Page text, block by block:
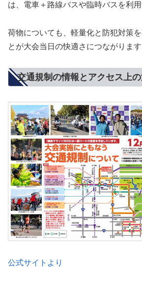
は、電車＋路線バスや臨時バスを利用
荷物についても、軽量化と防犯対策
とが大会当日の快適さにつながります
交通規制の情報とアクセス上
公式サイトより